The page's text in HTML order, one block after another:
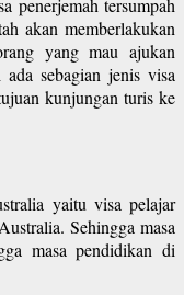
penerjemah tersumpah
akan memberlakukan
yang mau ajukan
sebagian jenis visa
kunjungan turis ke
yaitu visa pelajar
Sehingga masa
masa pendidikan di